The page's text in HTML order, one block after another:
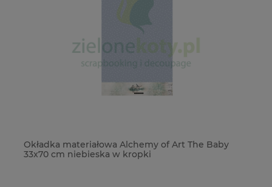
Okładka materiałowa Alchemy of Art The Baby
33x70 cm niebieska w kropki